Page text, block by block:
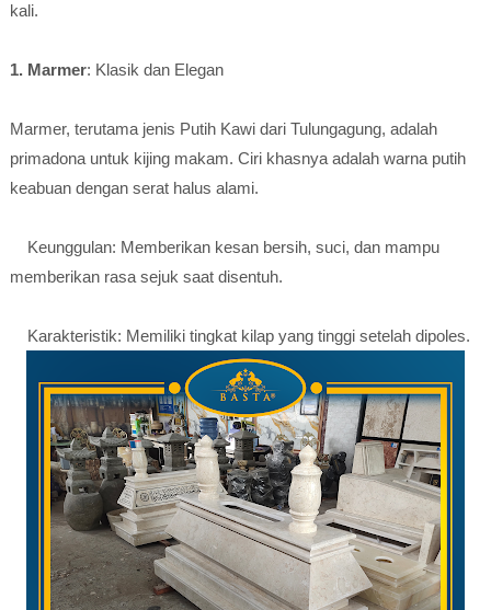
kali.
1. Marmer: Klasik dan Elegan
Marmer, terutama jenis Putih Kawi dari Tulungagung, adalah
primadona untuk kijing makam. Ciri khasnya adalah warna putih
keabuan dengan serat halus alami.
Keunggulan: Memberikan kesan bersih, suci, dan mampu
memberikan rasa sejuk saat disentuh.
Karakteristik: Memiliki tingkat kilap yang tinggi setelah dipoles.